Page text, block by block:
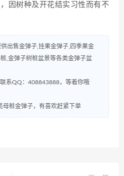
因树种及开花结实习性而有不
出售金弹子,挂果金弹子,四季果金
,金弹子树桩盆景等各类金弹子盆
系QQ：408843888，等着你哦
母桩金弹子，有喜欢赶紧下单